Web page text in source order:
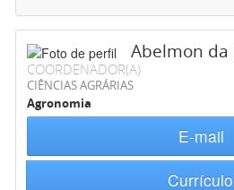
Abelmon da
COORDENADOR(A)
CIÊNCIAS AGRÁRIAS
Agronomia
E-mail
Currículo